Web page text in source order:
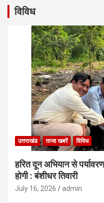
विविध
उत्तराखंड ताजा खबरें विविध
हरित दून अभियान से
होगी : बंशीधर तिवारी
July 16, 2026 admin